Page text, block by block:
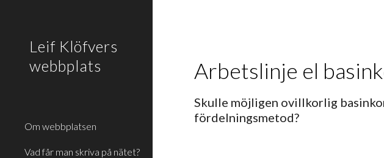
Leif Klöfvers
webbplats
Om webbplatsen
Vad får man skriva på nätet?
Arbetslinje el
Skulle möjligen ovillkorlig
fördelningsmetod?